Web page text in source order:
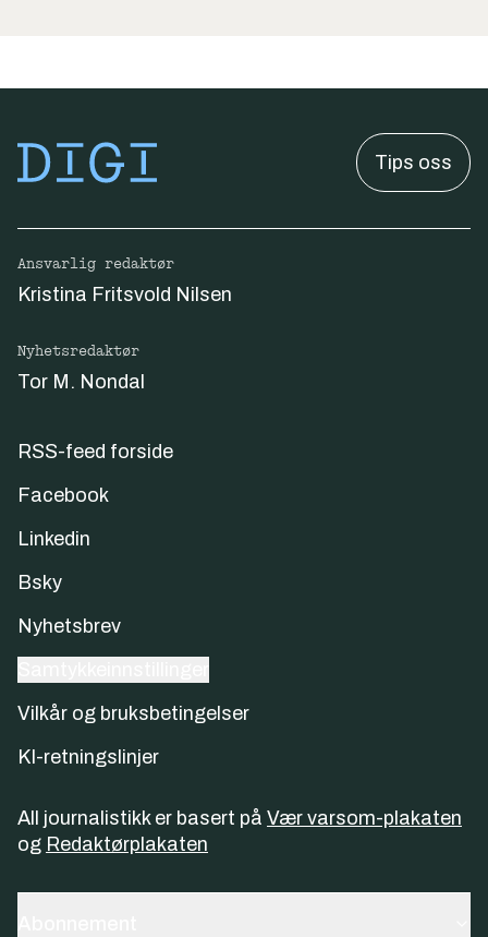
Tips oss
Ansvarlig redaktør
Kristina Fritsvold Nilsen
Nyhetsredaktør
Tor M. Nondal
RSS-feed forside
Facebook
Linkedin
Bsky
Nyhetsbrev
Vilkår og bruksbetingelser
KI-retningslinjer
All journalistikk er basert på Vær varsom-plakaten
og Redaktørplakaten